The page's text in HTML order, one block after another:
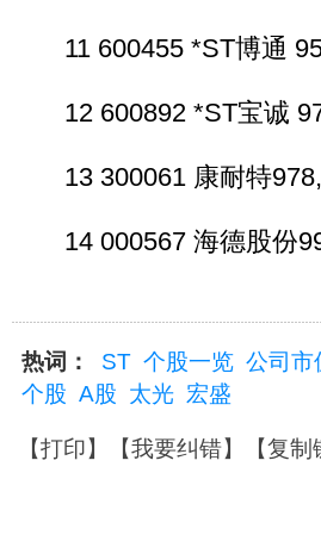
11 600455 *ST博通
12 600892 *ST宝诚
13 300061 康耐特
14 000567 海德股份
热词： ST 个股一览 公司市
个股 A股 太光 宏盛
【打印】【我要纠错】【复制